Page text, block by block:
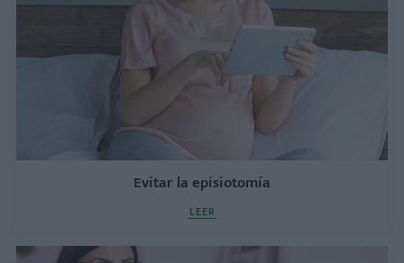
Evitar la episiotomía
LEER